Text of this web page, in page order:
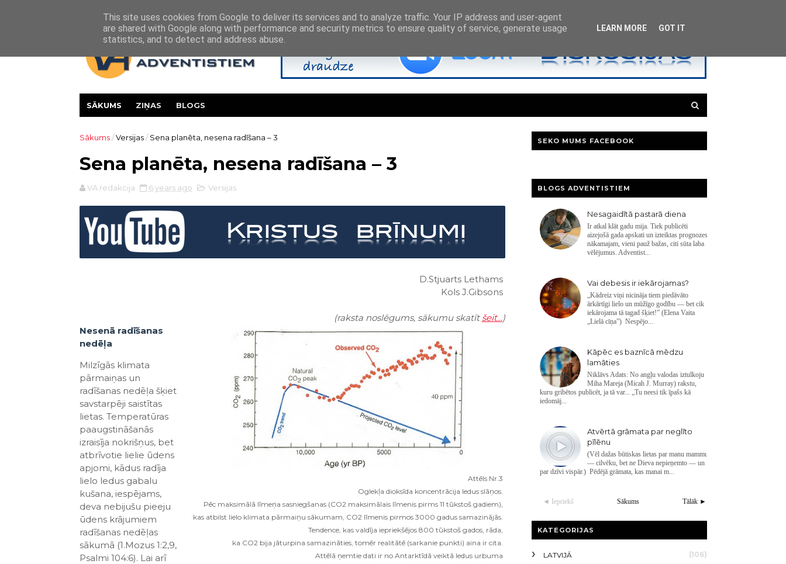
SĀKUMS ZIŅAS BLOGS
Sākums / Versijas / Sena planēta, nesena radīšana – 3
Sena planēta, nesena radīšana – 3
VA redakcija 6 years ago Versijas
D.Stjuarts Lethams
Kols J.Gibsons
(raksta noslēgums, sākumu skatīt šeit...)
Attēls Nr.3
Oglekļa dioksīda koncentrācija ledus slāņos.
Pēc maksimālā līmeņa sasniegšanas (CO2 maksimālais līmenis pirms 11 tūkstoš gadiem),
kas atbilst lielo klimata pārmaiņu sākumam, CO2 līmenis pirmos 3000 gadus samazinājās.
Tendence, kas valdīja iepriekšējos 800 tūkstoš gados, rāda,
ka CO2 bija jāturpina samazināties, tomēr realitātē (sarkanie punkti) aina ir cita.
Attēlā ņemtie dati ir no Antarktīdā veiktā ledus urbuma
Nesenā radīšanas
nedēļa
Milzīgās klimata
pārmaiņas un
radīšanas nedēļa šķiet
savstarpēji saistītas
lietas. Temperatūras
paaugstināšanās
izraisīja nokrišņus, bet
atbrīvotie lielie ūdens
apjomi, kādus radīja
lielo ledus gabalu
kušana, iespējams,
deva nebijušu pieeju
ūdens krājumiem
radīšanas nedēļas
sākumā (1.Mozus 1:2,9,
Psalmi 104:6). Lai arī
SEKO MUMS FACEBOOK
BLOGS ADVENTISTIEM
Nesagaidītā pastarā diena
Ir atkal klāt gadu mija. Tiek publicēti
aizejošā gada apskati un izteiktas prognozes
nākamajam, vieni pauž bažas, citi sūta laba
vēlējumus. Adventist...
Vai debesis ir iekārojamas?
„Kādreiz viņi nicināja tiem piedāvāto
ārkārtīgi lielo un mūžīgo godību — bet cik
iekārojama tā tagad šķiet!” (Elena Vaita
„Lielā cīņa”) Nespējo...
Kāpēc es baznīcā mēdzu
lamāties
Niklāvs Adats: No angļu valodas iztulkoju
Miha Mareja (Micah J. Murray) rakstu,
kuru gribētos publicēt, ja tā var... „Tu neesi tik īpašs kā
iedomāj...
Atvērtā grāmata par neglīto
pīlēnu
(Vēl dažas būtiskas lietas par manu mammu
— cilvēku, bet ne Dieva nepieņemto — un
par dzīvi vispār.) Pēdējā grāmata, kas manai m...
◄ Iepriekš Tālāk ►
Sākums
KATEGORIJAS
LATVIJĀ (106)
This site uses cookies from Google to deliver its services and to analyze traffic. Your IP address and user-agent
are shared with Google along with performance and security metrics to ensure quality of service, generate usage
statistics, and to detect and address abuse.
LEARN MORE GOT IT